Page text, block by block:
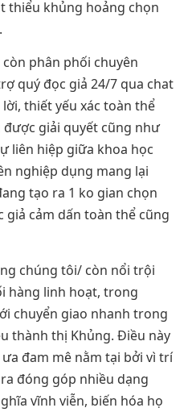
thiểu khủng hoảng chọn
phân phối chuyên
quý đọc giả 24/7 qua chat
thiết yếu xác toàn thể
giải quyết cũng như
liên hiệp giữa khoa học
nghiệp dụng mang lại
tạo ra 1 ko gian chọn
giả cảm dấn toàn thể cũng
chúng tôi/ còn nổi trội
hàng linh hoạt, trong
chuyển giao nhanh trong
thành thị Khủng. Điều này
đam mê nằm tại bởi vì trí
đóng góp nhiều dạng
vĩnh viễn, biến hóa họ